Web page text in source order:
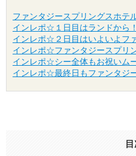
ファンタジースプリングスホ
インレポ☆１日目はランドから
インレポ☆２日目はいよいよフ
インレポ☆ファンタジースプリ
インレポ☆シー全体もお祝いム
インレポ☆最終日もファンタジ